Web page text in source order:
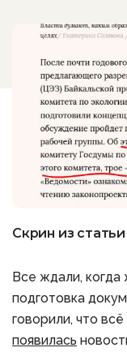
Скрин из
Все ждали,
подготовка
говорили, что
появилась